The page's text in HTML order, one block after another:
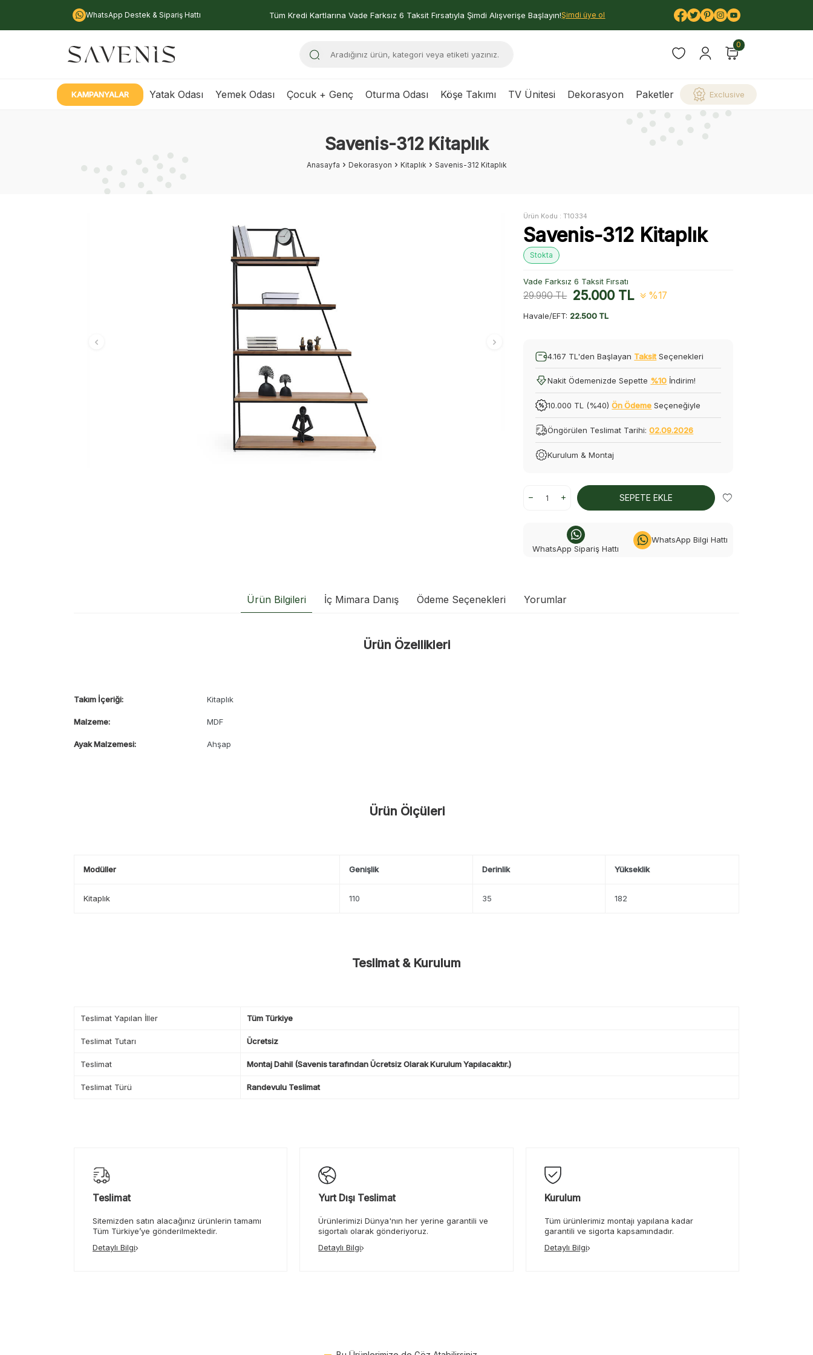
WhatsApp Destek & Sipariş Hattı Tüm Kredi Kartlarına Vade Farksız 6 Taksit Fırsatıyla Şimdi Alışverişe Başlayın!Şimdi üye ol
0
KAMPANYALAR Yatak Odası Yemek Odası Çocuk + Genç Oturma Odası Köşe Takımı TV Ünitesi Dekorasyon Paketler Exclusive
Savenis-312 Kitaplık
Anasayfa Dekorasyon Kitaplık Savenis-312 Kitaplık
Ürün Kodu :T10334
Savenis-312 Kitaplık
Stokta
Vade Farksız 6 Taksit Fırsatı
29.990TL 25.000TL %17
Havale/EFT: 22.500 TL
4.167 TL'den Başlayan Taksit Seçenekleri
Nakit Ödemenizde Sepette %10 İndirim!
10.000 TL (%40)Ön Ödeme Seçeneğiyle
Öngörülen Teslimat Tarihi:02.09.2026
Kurulum & Montaj
SEPETE EKLE
WhatsApp Sipariş Hattı
WhatsApp Bilgi Hattı
Ürün Bilgileri İç Mimara Danış Ödeme Seçenekleri Yorumlar
Ürün Özellikleri
Takım İçeriği: Kitaplık
Malzeme: MDF
Ayak Malzemesi: Ahşap
Ürün Ölçüleri
Modüller Genişlik Derinlik Yükseklik
Kitaplık 110 35 182
Teslimat & Kurulum
Teslimat Yapılan İller Tüm Türkiye
Teslimat Tutarı Ücretsiz
Teslimat Montaj Dahil (Savenis tarafından Ücretsiz Olarak Kurulum Yapılacaktır.)
Teslimat Türü Randevulu Teslimat
Teslimat
Sitemizden satın alacağınız ürünlerin tamamı
Tüm Türkiye’ye gönderilmektedir.
Detaylı Bilgi
Yurt Dışı Teslimat
Ürünlerimizi Dünya'nın her yerine garantili ve
sigortalı olarak gönderiyoruz.
Detaylı Bilgi
Kurulum
Tüm ürünlerimiz montajı yapılana kadar
garantili ve sigorta kapsamındadır.
Detaylı Bilgi